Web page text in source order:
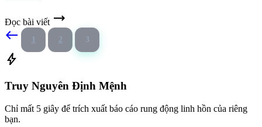
Đọc bài viết trending_flat
west
1 2 3
bolt
Truy Nguyên Định Mệnh
Chỉ mất 5 giây để trích xuất báo cáo rung động linh hồn của riêng
bạn.